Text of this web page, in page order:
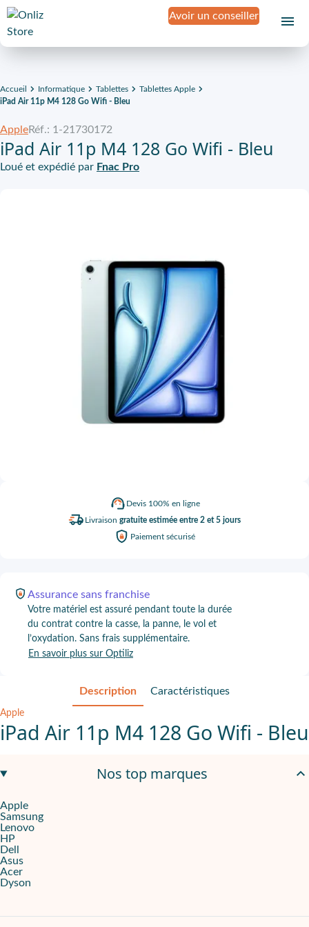
Avoir un conseiller
Accueil Informatique Tablettes
Tablettes Apple
iPad Air 11p M4 128 Go Wifi - Bleu
Devis 100% en ligne
Livraison gratuite estimée entre 2 et 5 jours
Paiement sécurisé
AppleRéf.: 1-21730172
iPad Air 11p M4 128 Go Wifi - Bleu
Loué et expédié par Fnac Pro
Assurance sans franchise
Votre matériel est assuré pendant toute la durée
du contrat contre la casse, la panne, le vol et
l’oxydation. Sans frais supplémentaire.
En savoir plus sur Optiliz
Description Caractéristiques
Apple
iPad Air 11p M4 128 Go Wifi - Bleu
12 Go RAM
Pensé pour les équipes qui alternent bureau, réunions et travail
Travailler vite, où que vos journées mènent
Nos top marques
Apple
Samsung
Lenovo
HP
Dell
Asus
Acer
Dyson